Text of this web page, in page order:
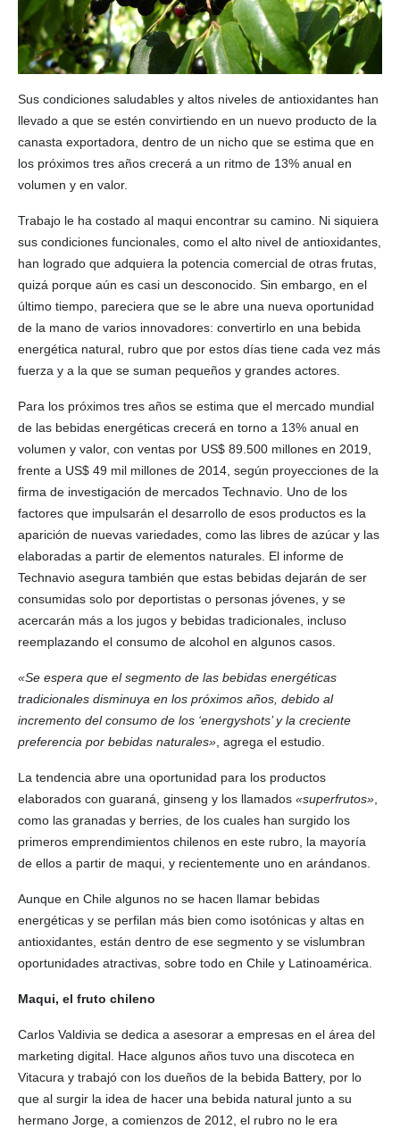
Sus condiciones saludables y altos niveles de antioxidantes han
llevado a que se estén convirtiendo en un nuevo producto de la
canasta exportadora, dentro de un nicho que se estima que en
los próximos tres años crecerá a un ritmo de 13% anual en
volumen y en valor.
Trabajo le ha costado al maqui encontrar su camino. Ni siquiera
sus condiciones funcionales, como el alto nivel de antioxidantes,
han logrado que adquiera la potencia comercial de otras frutas,
quizá porque aún es casi un desconocido. Sin embargo, en el
último tiempo, pareciera que se le abre una nueva oportunidad
de la mano de varios innovadores: convertirlo en una bebida
energética natural, rubro que por estos días tiene cada vez más
fuerza y a la que se suman pequeños y grandes actores.
Para los próximos tres años se estima que el mercado mundial
de las bebidas energéticas crecerá en torno a 13% anual en
volumen y valor, con ventas por US$ 89.500 millones en 2019,
frente a US$ 49 mil millones de 2014, según proyecciones de la
firma de investigación de mercados Technavio. Uno de los
factores que impulsarán el desarrollo de esos productos es la
aparición de nuevas variedades, como las libres de azúcar y las
elaboradas a partir de elementos naturales. El informe de
Technavio asegura también que estas bebidas dejarán de ser
consumidas solo por deportistas o personas jóvenes, y se
acercarán más a los jugos y bebidas tradicionales, incluso
reemplazando el consumo de alcohol en algunos casos.
«Se espera que el segmento de las bebidas energéticas
tradicionales disminuya en los próximos años, debido al
incremento del consumo de los ‘energyshots’ y la creciente
preferencia por bebidas naturales» , agrega el estudio.
La tendencia abre una oportunidad para los productos
elaborados con guaraná, ginseng y los llamados «superfrutos»
como las granadas y berries, de los cuales han surgido los
primeros emprendimientos chilenos en este rubro, la mayoría
de ellos a partir de maqui, y recientemente uno en arándanos.
Aunque en Chile algunos no se hacen llamar bebidas
energéticas y se perfilan más bien como isotónicas y altas en
antioxidantes, están dentro de ese segmento y se vislumbran
oportunidades atractivas, sobre todo en Chile y Latinoamérica.
Maqui, el fruto chileno
Carlos Valdivia se dedica a asesorar a empresas en el área del
marketing digital. Hace algunos años tuvo una discoteca en
Vitacura y trabajó con los dueños de la bebida Battery, por lo
que al surgir la idea de hacer una bebida natural junto a su
hermano Jorge, a comienzos de 2012, el rubro no le era